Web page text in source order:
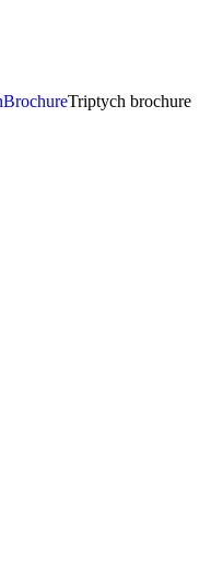
BrochureTriptych brochure